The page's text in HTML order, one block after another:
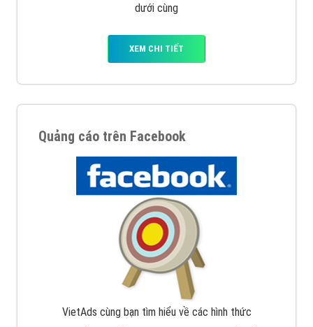
dưới cùng
XEM CHI TIẾT
Quảng cáo trên Facebook
VietAds cùng bạn tìm hiểu về các hình thức